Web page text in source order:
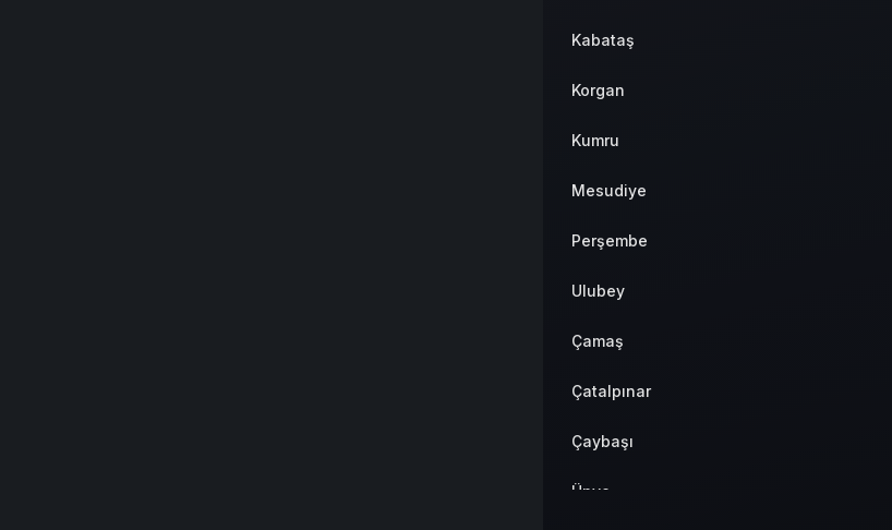
Kabataş
Korgan
Kumru
Mesudiye
Perşembe
Ulubey
Çamaş
Çatalpınar
Çaybaşı
Ünye